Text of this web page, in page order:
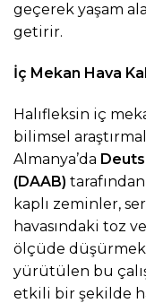
geçerek yaşam
getirir.
İç Mekan Hava
Halıfleksin iç
bilimsel
Almanya’da
(DAAB)
kaplı zeminler,
havasındaki toz
ölçüde
yürütülen bu
etkili bir şekilde